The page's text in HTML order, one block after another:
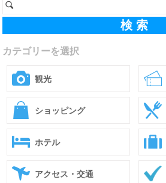
カテゴリーを選択
観光
ショッピング
ホテル
アクセス・交通